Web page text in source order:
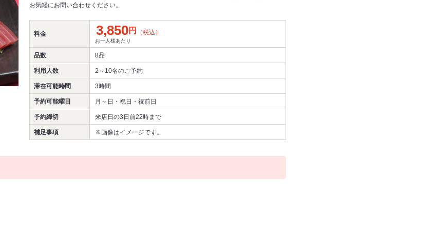
お気軽にお問い合わせください。
料金 3,850円 （税込）
お一人様あたり
品数 8品
利用人数 2～10名のご予約
滞在可能時間 3時間
予約可能曜日 月～日・祝日・祝前日
予約締切 来店日の3日前22時まで
補足事項 ※画像はイメージです。